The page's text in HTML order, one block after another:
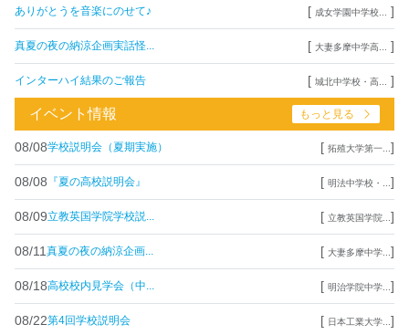
ありがとうを音楽にのせて♪ [ 成女学園中学校... ]
真夏の夜の納涼企画実話怪... [ 大妻多摩中学高... ]
インターハイ結果のご報告 [ 城北中学校・高... ]
イベント情報 もっと見る
08/08学校説明会（夏期実施） [ 拓殖大学第一... ]
08/08 『夏の高校説明会』 [ 明法中学校・... ]
08/09立教英国学院学校説... [ 立教英国学院... ]
08/11 真夏の夜の納涼企画... [ 大妻多摩中学... ]
08/18高校校内見学会（中... [ 明治学院中学... ]
08/22第4回学校説明会 [ 日本工業大学... ]